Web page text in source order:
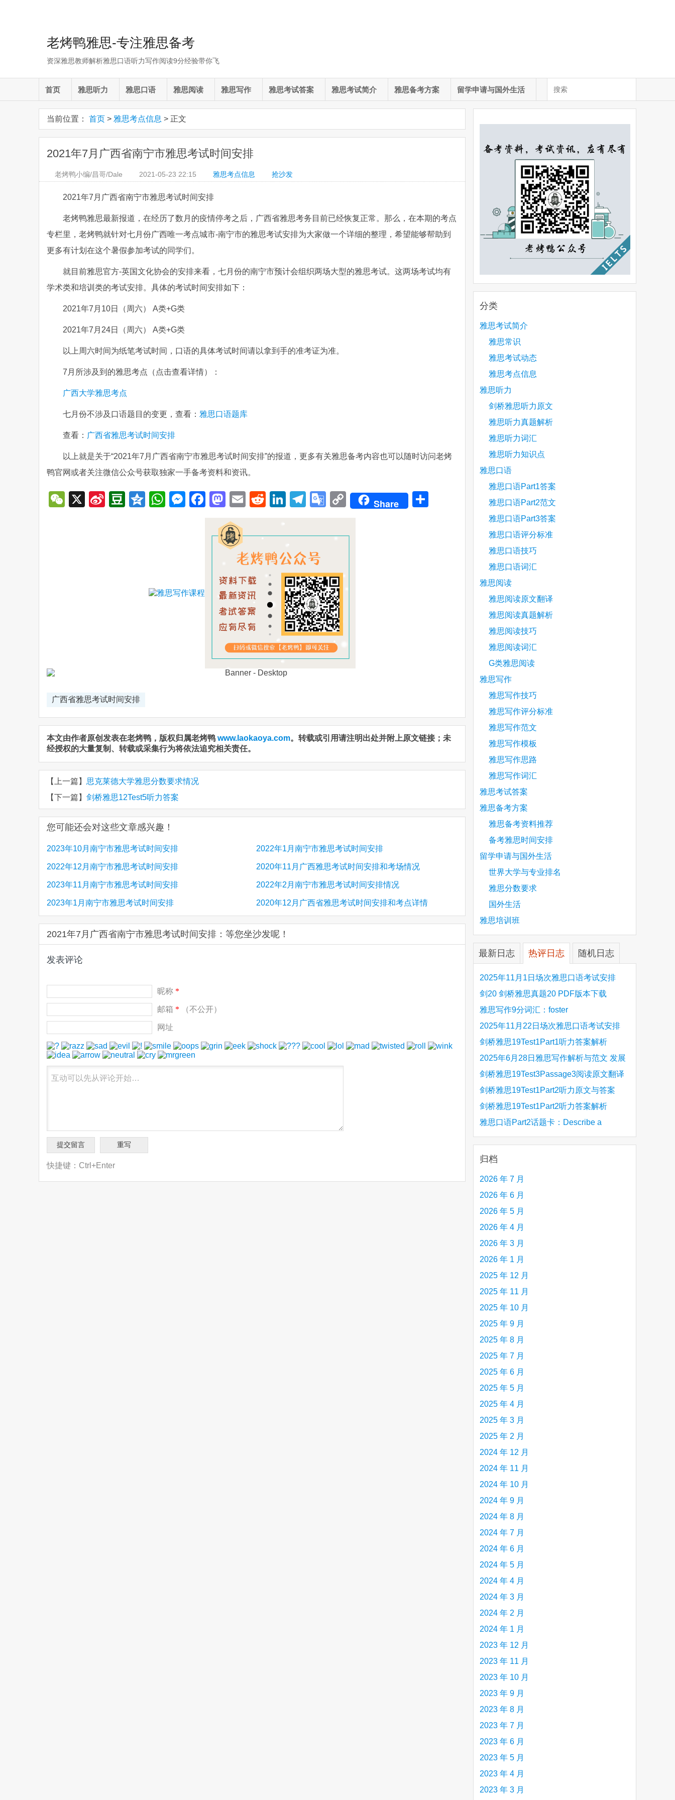
老烤鸭雅思-专注雅思备考
资深雅思教师解析雅思口语听力写作阅读9分经验带你飞
首页 雅思听力 雅思口语 雅思阅读 雅思写作 雅思考试答案 雅思考试简介 雅思备考方案 留学申请与国外生活
当前位置： 首页 > 雅思考点信息 > 正文
2021年7月广西省南宁市雅思考试时间安排
老烤鸭小编/昌哥/Dale 2021-05-23 22:15 雅思考点信息 抢沙发
2021年7月广西省南宁市雅思考试时间安排
老烤鸭雅思最新报道，在经历了数月的疫情停考之后，广西省雅思考务目前已经恢复正常。那么，在本期的考点
专栏里，老烤鸭就针对七月份广西唯一考点城市-南宁市的雅思考试安排为大家做一个详细的整理，希望能够帮助到
更多有计划在这个暑假参加考试的同学们。
就目前雅思官方-英国文化协会的安排来看，七月份的南宁市预计会组织两场大型的雅思考试。这两场考试均有
学术类和培训类的考试安排。具体的考试时间安排如下：
2021年7月10日（周六） A类+G类
2021年7月24日（周六） A类+G类
以上周六时间为纸笔考试时间，口语的具体考试时间请以拿到手的准考证为准。
7月所涉及到的雅思考点（点击查看详情）：
广西大学雅思考点
七月份不涉及口语题目的变更，查看： 雅思口语题库
查看： 广西省雅思考试时间安排
以上就是关于“2021年7月广西省南宁市雅思考试时间安排”的报道，更多有关雅思备考内容也可以随时访问老烤
鸭官网或者关注微信公众号获取独家一手备考资料和资讯。
WeChat
X
SinaDouban
QzoneWhatsApp
Messenger
Facebook
Mastodon
EmailRedditLinkedIn
Telegram
Google
CopyShare
广西省雅思考试时间安排
本文由作者原创发表在老烤鸭，版权归属老烤鸭 www.laokaoya.com。转载或引用请注明出处并附上原文链接；未
经授权的大量复制、转载或采集行为将依法追究相关责任。
【上一篇】 思克莱德大学雅思分数要求情况
【下一篇】 剑桥雅思12Test5听力答案
您可能还会对这些文章感兴趣！
2023年10月南宁市雅思考试时间安排 2022年1月南宁市雅思考试时间安排
2022年12月南宁市雅思考试时间安排 2020年11月广西雅思考试时间安排和考场情况
2023年11月南宁市雅思考试时间安排 2022年2月南宁市雅思考试时间安排情况
2023年1月南宁市雅思考试时间安排 2020年12月广西省雅思考试时间安排和考点详情
2021年7月广西省南宁市雅思考试时间安排：等您坐沙发呢！
发表评论
昵称 *
邮箱 * （不公开）
网址
快捷键：Ctrl+Enter
分类
雅思考试简介
雅思常识
雅思考试动态
雅思考点信息
雅思听力
剑桥雅思听力原文
雅思听力真题解析
雅思听力词汇
雅思听力知识点
雅思口语
雅思口语Part1答案
雅思口语Part2范文
雅思口语Part3答案
雅思口语评分标准
雅思口语技巧
雅思口语词汇
雅思阅读
雅思阅读原文翻译
雅思阅读真题解析
雅思阅读技巧
雅思阅读词汇
G类雅思阅读
雅思写作
雅思写作技巧
雅思写作评分标准
雅思写作范文
雅思写作模板
雅思写作思路
雅思写作词汇
雅思考试答案
雅思备考方案
雅思备考资料推荐
备考雅思时间安排
留学申请与国外生活
世界大学与专业排名
雅思分数要求
国外生活
雅思培训班
最新日志 热评日志 随机日志
2025年11月1日场次雅思口语考试安排
剑20 剑桥雅思真题20 PDF版本下载
雅思写作9分词汇：foster
2025年11月22日场次雅思口语考试安排
剑桥雅思19Test1Part1听力答案解析
Hinchingbrooke Country Park
2025年6月28日雅思写作解析与范文 发展
旅游业 手把手带你写高分范文
剑桥雅思19Test3Passage3阅读原文翻译
Is the era of artificial speech translation
upon us 人工智能语言翻译
剑桥雅思19Test1Part2听力原文与答案
Stanthorpe Twinning Association
剑桥雅思19Test1Part2听力答案解析
Stanthorpe Twinning Association
雅思口语Part2话题卡：Describe a
creative person (e.g. an artist, a musician,
etc.) you admire 钦佩的有创造力的人
归档
2026 年 7 月
2026 年 6 月
2026 年 5 月
2026 年 4 月
2026 年 3 月
2026 年 1 月
2025 年 12 月
2025 年 11 月
2025 年 10 月
2025 年 9 月
2025 年 8 月
2025 年 7 月
2025 年 6 月
2025 年 5 月
2025 年 4 月
2025 年 3 月
2025 年 2 月
2024 年 12 月
2024 年 11 月
2024 年 10 月
2024 年 9 月
2024 年 8 月
2024 年 7 月
2024 年 6 月
2024 年 5 月
2024 年 4 月
2024 年 3 月
2024 年 2 月
2024 年 1 月
2023 年 12 月
2023 年 11 月
2023 年 10 月
2023 年 9 月
2023 年 8 月
2023 年 7 月
2023 年 6 月
2023 年 5 月
2023 年 4 月
2023 年 3 月